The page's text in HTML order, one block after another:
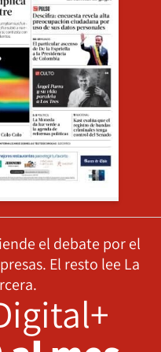
el debate por el
El resto lee La